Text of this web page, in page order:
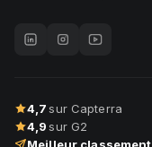
4,7 sur Capterra
4,9 sur G2
Meilleur classement